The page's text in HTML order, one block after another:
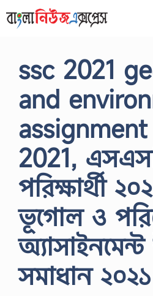
to
ssc 2021
and
2021,
পরিক্ষার্থী
ভূগোল ও
সমাধান ২০২১